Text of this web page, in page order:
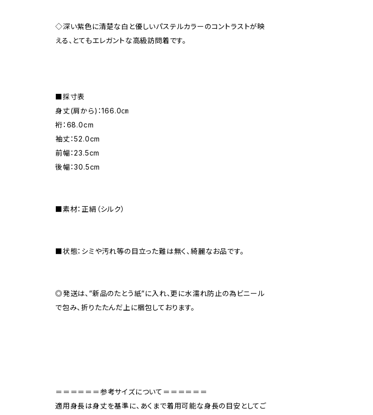
◇深い紫色に清楚な白と優しいパステルカラーのコントラストが映
える、とてもエレガントな高級訪問着です。
■採寸表
身丈(肩から)：166.0㎝
裄：68.0cm
袖丈：52.0cm
前幅：23.5cm
後幅：30.5cm
■素材：正絹（シルク）
■状態：シミや汚れ等の目立った難は無く、綺麗なお品です。
◎発送は、”新品のたとう紙”に入れ、更に水濡れ防止の為ビニール
で包み、折りたたんだ上に梱包しております。
＝＝＝＝＝＝参考サイズについて＝＝＝＝＝＝
適用身長は身丈を基準に、あくまで着用可能な身長の目安としてご